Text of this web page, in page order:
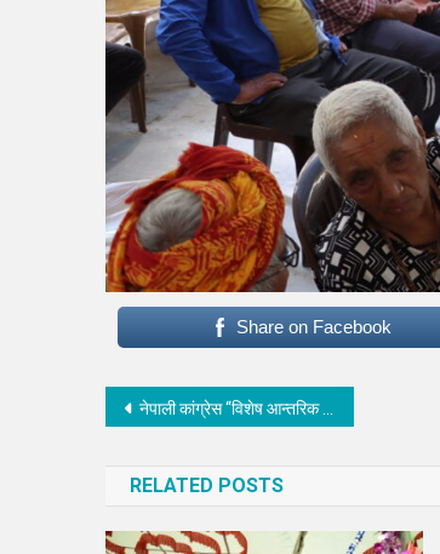
Share on Facebook
Post
नेपाली कांग्रेस “विशेष आन्तरिक अभियान २०८०” कार्यक्रम मेलम्चीमा सम्पन्न
RELATED POSTS